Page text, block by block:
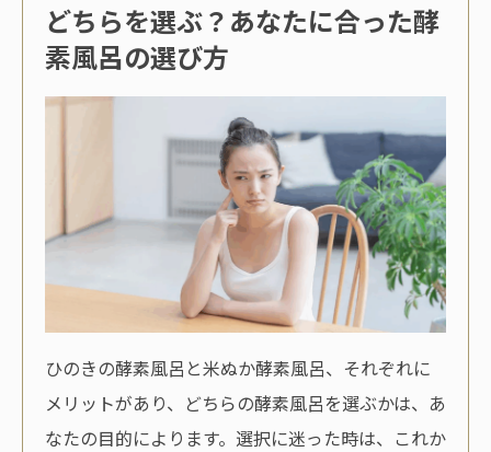
どちらを選ぶ？あなたに合った酵
素風呂の選び方
ひのきの酵素風呂と米ぬか酵素風呂、それぞれに
メリットがあり、どちらの酵素風呂を選ぶかは、あ
なたの目的によります。選択に迷った時は、これか